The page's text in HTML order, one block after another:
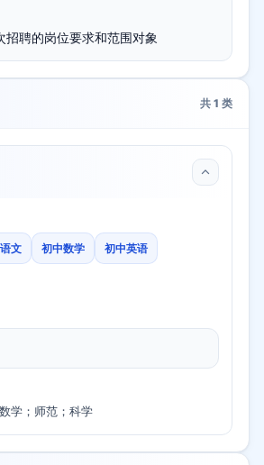
招聘的岗位要求和范围对象
共 1 类
文 初中数学 初中英语
学；师范；科学